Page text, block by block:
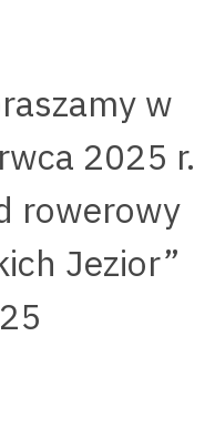
w
2025 r.
rowerowy
Jezior”